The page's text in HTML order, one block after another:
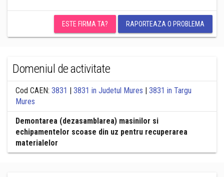
ESTE FIRMA TA? RAPORTEAZA O PROBLEMA
Domeniul de activitate
Cod CAEN: 3831 | 3831 in Judetul Mures | 3831 in Targu
Mures
Demontarea (dezasamblarea) masinilor si
echipamentelor scoase din uz pentru recuperarea
materialelor